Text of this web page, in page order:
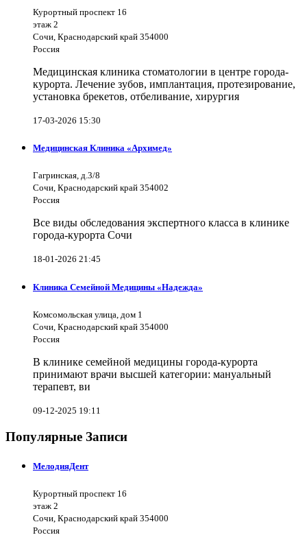
Курортный проспект 16
этаж 2
Сочи, Краснодарский край 354000
Россия
Медицинская клиника стоматологии в центре города-
курорта. Лечение зубов, имплантация, протезирование,
установка брекетов, отбеливание, хирургия
17-03-2026 15:30
Медицинская Клиника «Архимед»
Гагринская, д.3/8
Сочи, Краснодарский край 354002
Россия
Все виды обследования экспертного класса в клинике
города-курорта Сочи
18-01-2026 21:45
Клиника Семейной Медицины «Надежда»
Комсомольская улица, дом 1
Сочи, Краснодарский край 354000
Россия
В клинике семейной медицины города-курорта
принимают врачи высшей категории: мануальный
терапевт, ви
09-12-2025 19:11
Популярные Записи
МелодияДент
Курортный проспект 16
этаж 2
Сочи, Краснодарский край 354000
Россия